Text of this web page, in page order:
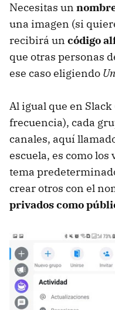
Necesitas un
una imagen (si
recibirá un código
que otras personas
ese caso eligiendo
Al igual que en Slack
frecuencia), cada
canales, aquí
escuela, es como los
tema
crear otros con el
privados como